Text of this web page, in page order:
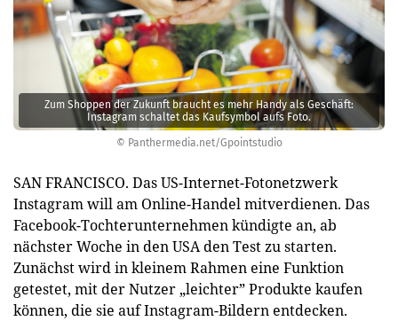
© Panthermedia.net/Gpointstudio
Zum Shoppen der Zukunft braucht es mehr Handy als Geschäft:
Instagram schaltet das Kaufsymbol aufs Foto.
SAN FRANCISCO. Das US-Internet-Fotonetzwerk
Instagram will am Online-Handel mitverdienen. Das
Facebook-Tochterunternehmen kündigte an, ab
nächster Woche in den USA den Test zu starten.
Zunächst wird in kleinem Rahmen eine Funktion
getestet, mit der Nutzer „leichter” Produkte kaufen
können, die sie auf Instagram-Bildern entdecken.